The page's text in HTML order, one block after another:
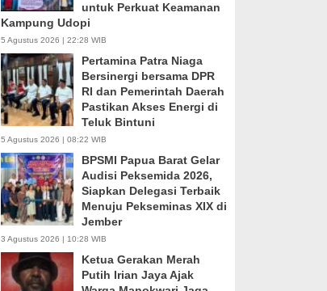
untuk Perkuat Keamanan
Kampung Udopi
5 Agustus 2026 | 22:28 WIB
Pertamina Patra Niaga
Bersinergi bersama DPR
RI dan Pemerintah Daerah
Pastikan Akses Energi di
Teluk Bintuni
5 Agustus 2026 | 08:22 WIB
BPSMI Papua Barat Gelar
Audisi Peksemida 2026,
Siapkan Delegasi Terbaik
Menuju Pekseminas XIX di
Jember
3 Agustus 2026 | 10:28 WIB
Ketua Gerakan Merah
Putih Irian Jaya Ajak